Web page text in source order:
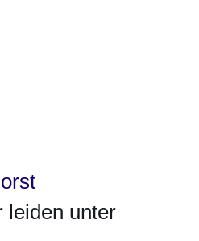
leiden unter